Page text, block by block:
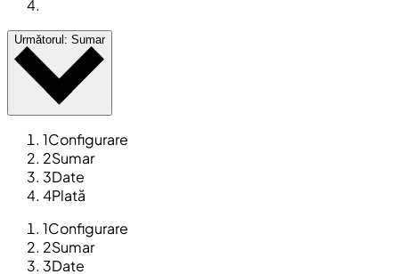
Următorul: Sumar
1Configurare
2Sumar
3Date
4Plată
1Configurare
2Sumar
3Date